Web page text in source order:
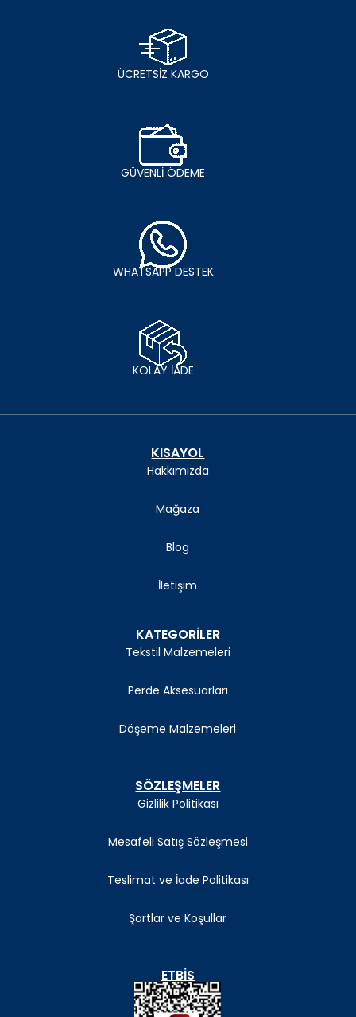
ÜCRETSİZ KARGO
GÜVENLİ ÖDEME
WHATSAPP DESTEK
KOLAY İADE
KISAYOL
Hakkımızda
Mağaza
Blog
İletişim
KATEGORİLER
Tekstil Malzemeleri
Perde Aksesuarları
Döşeme Malzemeleri
SÖZLEŞMELER
Gizlilik Politikası
Mesafeli Satış Sözleşmesi
Teslimat ve İade Politikası
Şartlar ve Koşullar
ETBIS